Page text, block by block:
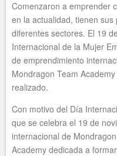
Comenzaron a emprender
en la actualidad, tienen
diferentes sectores. El 19
Internacional de la Mujer
de emprendimiento
Mondragon Team
realizado.
Con motivo del Día
que se celebra el 19 de
internacional de
Academy dedicada a